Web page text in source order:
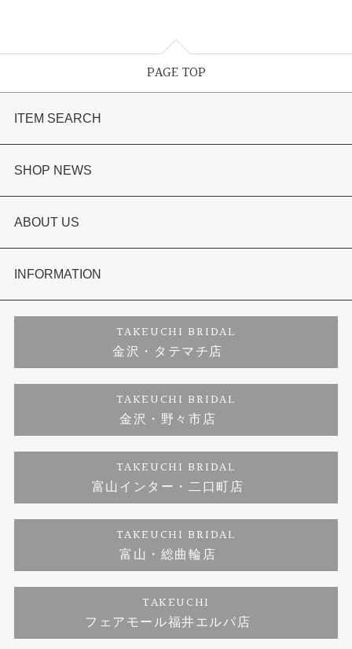
PAGE TOP
ITEM SEARCH
婚約指輪
結婚指輪
セットリング
婚約ネックレス
ダイヤモンド
ジュエリーリフォーム
SHOP NEWS
選ばれる理由まとめ
お客様の声
プロポーズサポート
ブランドリスト
福井指輪工房｜手作りペアリング
福井指輪工房｜手作り結婚指輪 and 婚約指輪
福井工房｜手作り婚約指輪プロポーズプラン
ABOUT US
会社概要
お客様の声
INFORMATION
プライバシーポリシー
TAKEUCHI BRIDAL
金沢・タテマチ店
TAKEUCHI BRIDAL
金沢・野々市店
TAKEUCHI BRIDAL
富山インター・二口町店
TAKEUCHI BRIDAL
富山・総曲輪店
TAKEUCHI
フェアモール福井エルパ店